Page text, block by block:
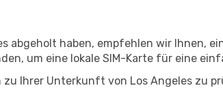
abgeholt haben, empfehlen wir Ihnen,
um eine lokale SIM-Karte für eine
Ihrer Unterkunft von Los Angeles zu